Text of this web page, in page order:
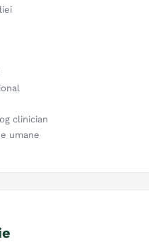
clinician
umane